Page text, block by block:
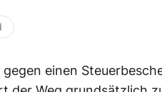
gegen einen